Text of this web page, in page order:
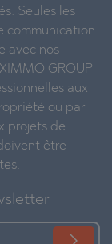
Seules les
communication
avec nos
GROUP
aux
ou par
projets de
être